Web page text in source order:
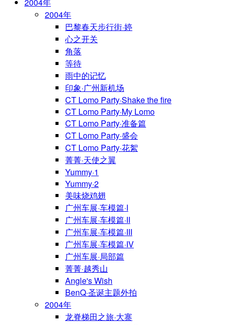
2004年
2004年
巴黎春天步行街·婷
心之开关
角落
等待
雨中的记忆
印象·广州新机场
CT Lomo Party·Shake the fire
CT Lomo Party·My Lomo
CT Lomo Party·准备篇
CT Lomo Party·盛会
CT Lomo Party·花絮
菁菁·天使之翼
Yummy·1
Yummy·2
美味烧鸡翅
广州车展·车模篇·I
广州车展·车模篇·II
广州车展·车模篇·III
广州车展·车模篇·IV
广州车展·局部篇
菁菁·越秀山
Angle's Wish
BenQ·圣诞主题外拍
2004年
龙脊梯田之旅·大寨